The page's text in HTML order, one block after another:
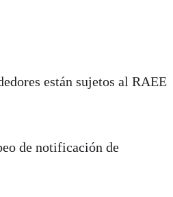
están sujetos al RAEE
de notificación de